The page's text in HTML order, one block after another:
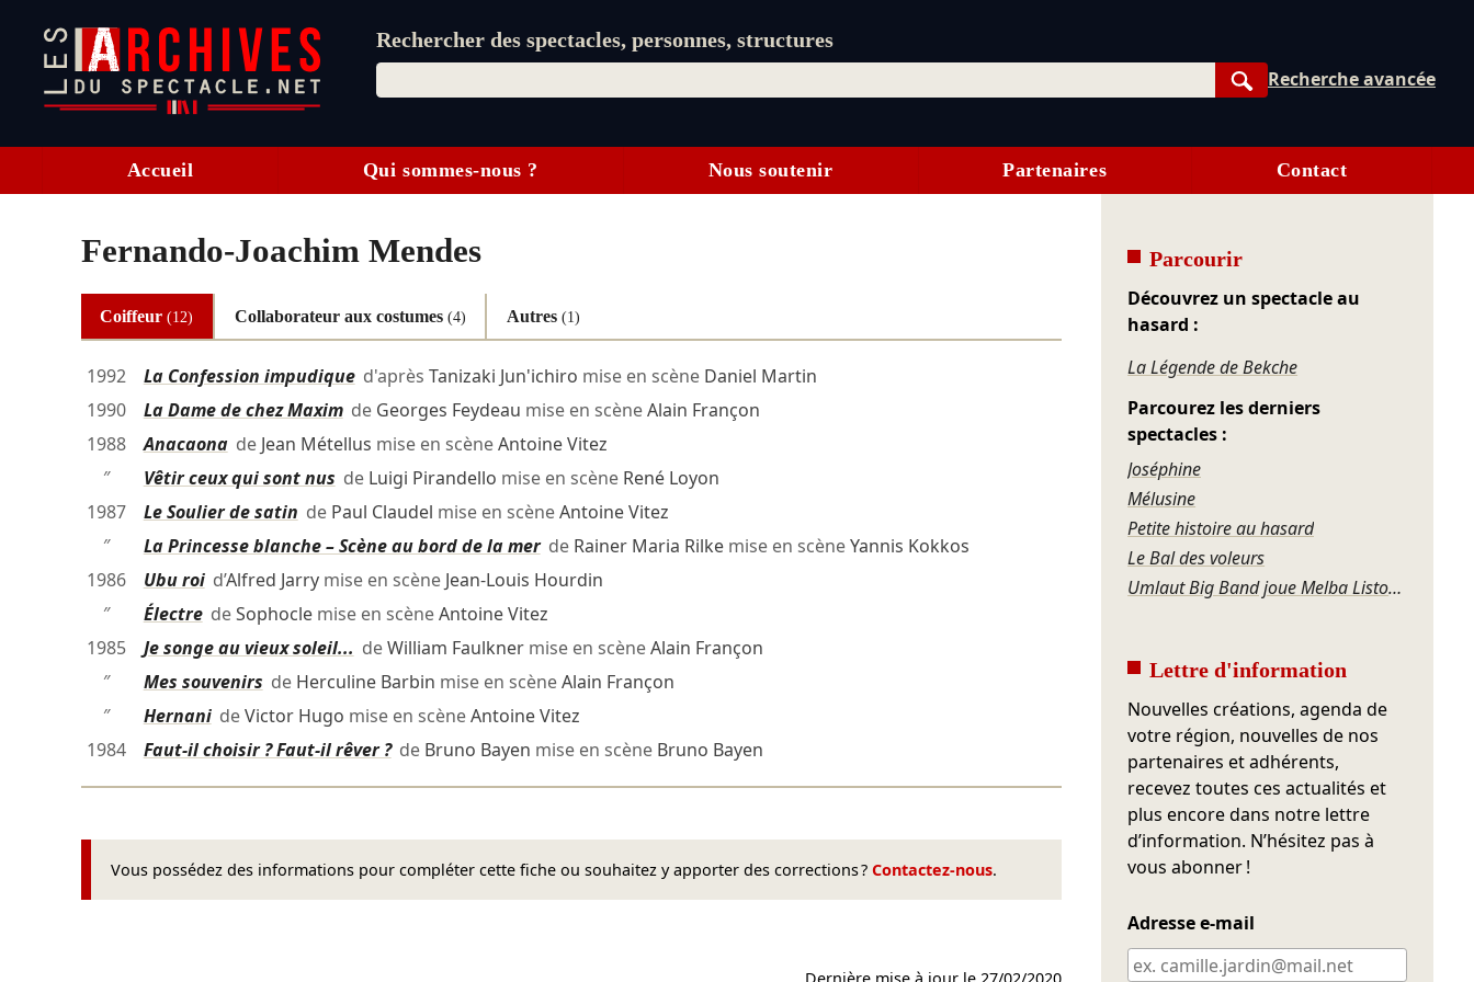
Rechercher des spectacles, personnes, structures
Rechercher
Recherche avancée
Accueil Qui sommes-nous ? Nous soutenir Partenaires Contact
Fernando-Joachim Mendes
Coiffeur(12) Collaborateur aux costumes (4) Autres(1)
1992 La Confession impudiqued'après Tanizaki Jun'ichiro mise en scène Daniel Martin
1990
La Dame de chez Maximde Georges Feydeau mise en scèneAlain Françon
1988
Anacaonade Jean Métellus mise en scèneAntoine Vitez
″
Vêtir ceux qui sont nus de Luigi Pirandello mise en scène René Loyon
1987
Le Soulier de satin de Paul Claudel mise en scèneAntoine Vitez
″
La Princesse blanche – Scène au bord de la merde Rainer Maria Rilkemise en scèneYannis Kokkos
1986
Ubu roid’Alfred Jarrymise en scène Jean-Louis Hourdin
″
ÉlectredeSophoclemise en scèneAntoine Vitez
1985
Je songe au vieux soleil... deWilliam Faulknermise en scèneAlain Françon
″
Mes souvenirs de Herculine Barbin mise en scèneAlain Françon
″
HernanideVictor Hugo mise en scèneAntoine Vitez
1984
Faut-il choisir ? Faut-il rêver ?de Bruno Bayen mise en scène Bruno Bayen
Vous possédez des informations pour compléter cette fiche ou souhaitez y apporter des corrections ? Contactez-nous.
Parcourir
Découvrez un spectacle au
hasard :
La Légende de Bekche
Parcourez les derniers
spectacles :
Joséphine
Mélusine
Petite histoire au hasard
Le Bal des voleurs
Umlaut Big Band joue Melba Liston – Grandma’s Dance
Lettre d'information
Nouvelles créations, agenda de
votre région, nouvelles de nos
partenaires et adhérents,
recevez toutes ces actualités et
plus encore dans notre lettre
d’information. N’hésitez pas à
vous abonner !
Adresse e-mail